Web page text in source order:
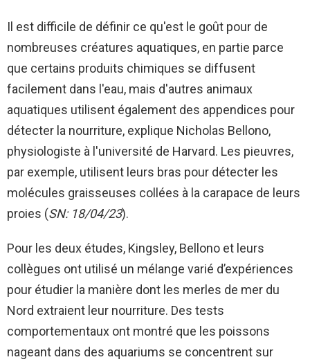
Il est difficile de définir ce qu'est le goût pour de
nombreuses créatures aquatiques, en partie parce
que certains produits chimiques se diffusent
facilement dans l'eau, mais d'autres animaux
aquatiques utilisent également des appendices pour
détecter la nourriture, explique Nicholas Bellono,
physiologiste à l'université de Harvard. Les pieuvres,
par exemple, utilisent leurs bras pour détecter les
molécules graisseuses collées à la carapace de leurs
proies (SN: 18/04/23).
Pour les deux études, Kingsley, Bellono et leurs
collègues ont utilisé un mélange varié d’expériences
pour étudier la manière dont les merles de mer du
Nord extraient leur nourriture. Des tests
comportementaux ont montré que les poissons
nageant dans des aquariums se concentrent sur